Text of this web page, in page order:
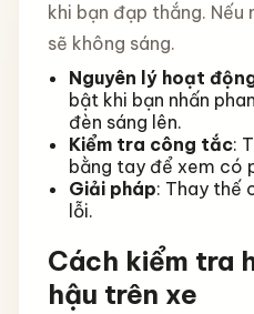
khi bạn đạp thắng.
sẽ không sáng.
Nguyên lý hoạt
bật khi bạn nhấn
đèn sáng lên.
Kiểm tra công tắc:
bằng tay để xem có
Giải pháp: Thay thế
lỗi.
Cách kiểm tra
hậu trên xe